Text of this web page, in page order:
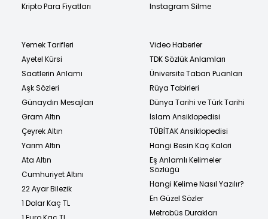
Kripto Para Fiyatları
Instagram Silme
Yemek Tarifleri
Ayetel Kürsi
Saatlerin Anlamı
Aşk Sözleri
Günaydın Mesajları
Gram Altın
Çeyrek Altın
Yarım Altın
Ata Altın
Cumhuriyet Altını
22 Ayar Bilezik
1 Dolar Kaç TL
Video Haberler
TDK Sözlük Anlamları
Üniversite Taban Puanları
Rüya Tabirleri
Dünya Tarihi ve Türk Tarihi
İslam Ansiklopedisi
TÜBİTAK Ansiklopedisi
Hangi Besin Kaç Kalori
Eş Anlamlı Kelimeler
Sözlüğü
Hangi Kelime Nasıl Yazılır?
En Güzel Sözler
Metrobüs Durakları